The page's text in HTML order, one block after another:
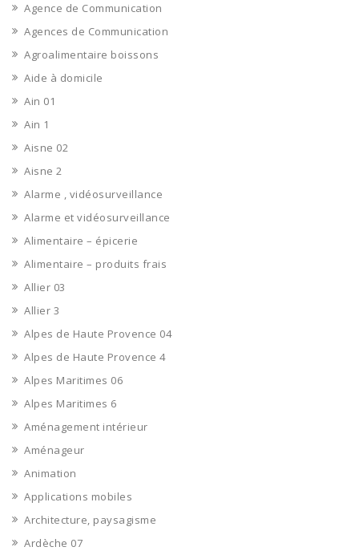
Agence de Communication
Agences de Communication
Agroalimentaire boissons
Aide à domicile
Ain 01
Ain 1
Aisne 02
Aisne 2
Alarme , vidéosurveillance
Alarme et vidéosurveillance
Alimentaire – épicerie
Alimentaire – produits frais
Allier 03
Allier 3
Alpes de Haute Provence 04
Alpes de Haute Provence 4
Alpes Maritimes 06
Alpes Maritimes 6
Aménagement intérieur
Aménageur
Animation
Applications mobiles
Architecture, paysagisme
Ardèche 07